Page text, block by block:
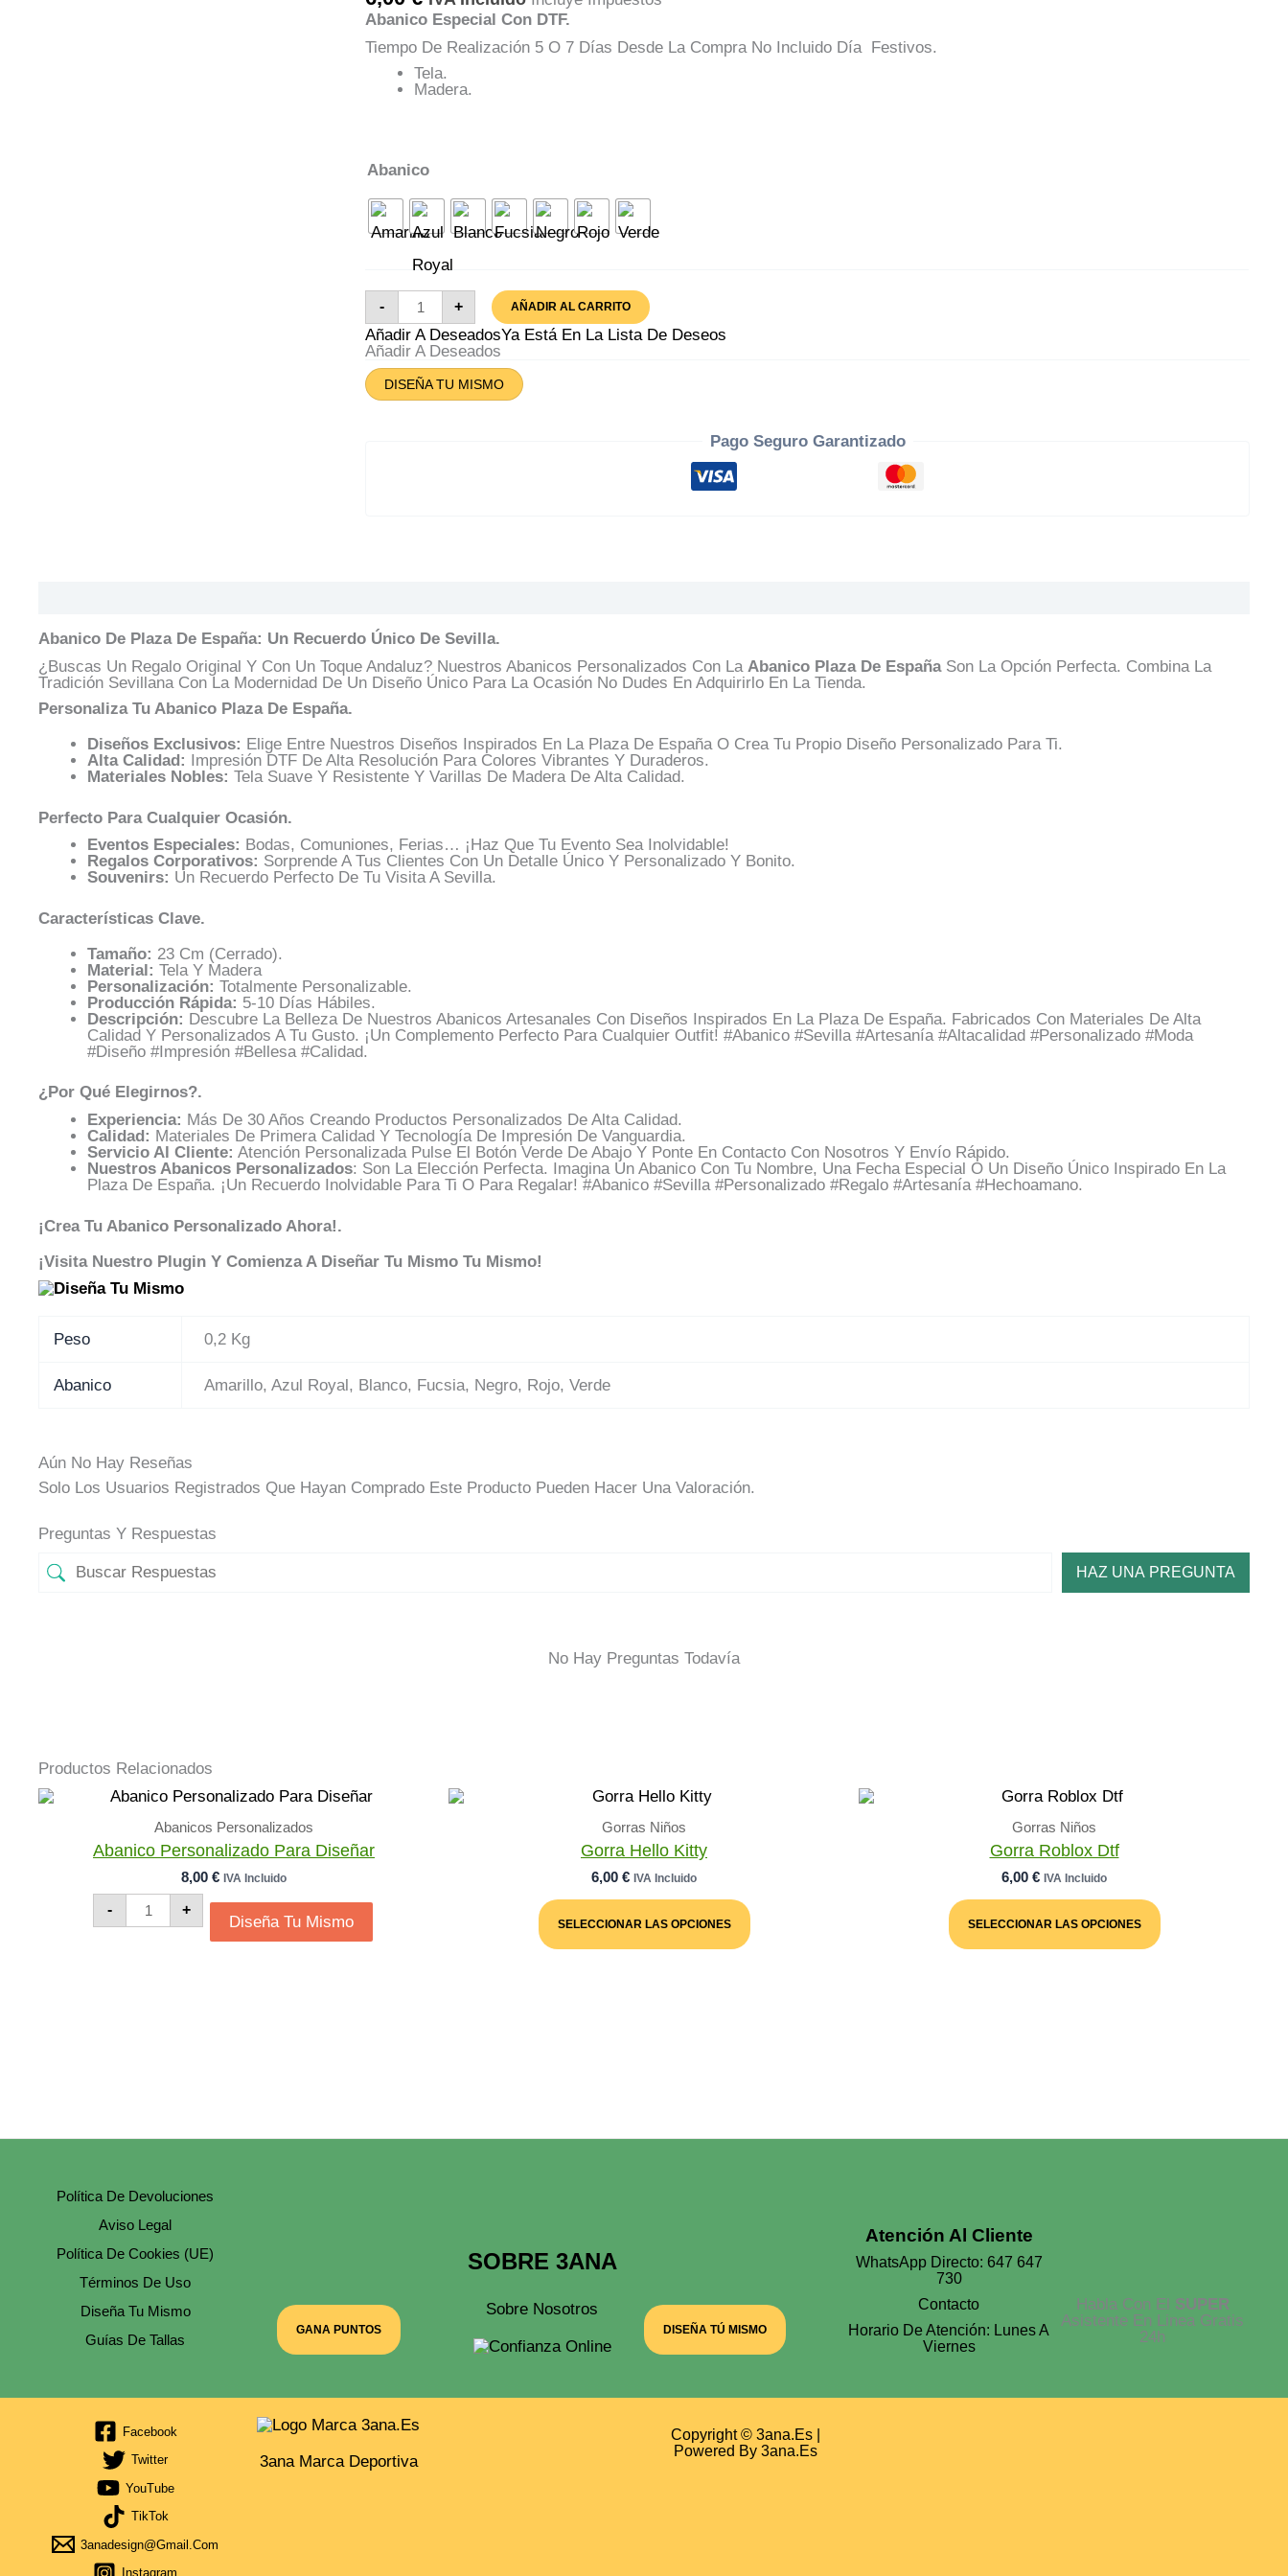
Abanico Especial Con DTF.
Tiempo De Realización 5 O 7 Días Desde La Compra No Incluido Día Festivos.
Tela.
Madera.
Abanico
-
Abanico
Plaza
De
España
Cantidad
+ AÑADIR AL CARRITO
Añadir A DeseadosYa Está En La Lista De Deseos
Añadir A Deseados
DISEÑA TU MISMO
Pago Seguro Garantizado
Abanico De Plaza De España: Un Recuerdo Único De Sevilla.
¿Buscas Un Regalo Original Y Con Un Toque Andaluz? Nuestros Abanicos Personalizados Con La Abanico Plaza De EspañaSon La Opción Perfecta. Combina La
Tradición Sevillana Con La Modernidad De Un Diseño Único Para La Ocasión No Dudes En Adquirirlo En La Tienda.
Personaliza Tu Abanico Plaza De España.
Diseños Exclusivos: Elige Entre Nuestros Diseños Inspirados En La Plaza De España O Crea Tu Propio Diseño Personalizado Para Ti.
Alta Calidad: Impresión DTF De Alta Resolución Para Colores Vibrantes Y Duraderos.
Materiales Nobles: Tela Suave Y Resistente Y Varillas De Madera De Alta Calidad.
Perfecto Para Cualquier Ocasión.
Eventos Especiales: Bodas, Comuniones, Ferias… ¡Haz Que Tu Evento Sea Inolvidable!
Regalos Corporativos: Sorprende A Tus Clientes Con Un Detalle Único Y Personalizado Y Bonito.
Souvenirs: Un Recuerdo Perfecto De Tu Visita A Sevilla.
Características Clave.
Tamaño: 23 Cm (cerrado).
Material: Tela Y Madera
Personalización: Totalmente Personalizable.
Producción Rápida: 5-10 Días Hábiles.
Descripción: Descubre La Belleza De Nuestros Abanicos Artesanales Con Diseños Inspirados En La Plaza De España. Fabricados Con Materiales De Alta
Calidad Y Personalizados A Tu Gusto. ¡Un Complemento Perfecto Para Cualquier Outfit! #abanico #Sevilla #artesanía #altacalidad #personalizado #moda
#diseño #impresión #bellesa #calidad.
¿Por Qué Elegirnos?.
Experiencia: Más De 30 Años Creando Productos Personalizados De Alta Calidad.
Calidad: Materiales De Primera Calidad Y Tecnología De Impresión De Vanguardia.
Servicio Al Cliente: Atención Personalizada Pulse El Botón Verde De Abajo Y Ponte En Contacto Con Nosotros Y Envío Rápido.
Nuestros Abanicos Personalizados: Son La Elección Perfecta. Imagina Un Abanico Con Tu Nombre, Una Fecha Especial O Un Diseño Único Inspirado En La
Plaza De España. ¡Un Recuerdo Inolvidable Para Ti O Para Regalar! #abanico #Sevilla #personalizado #regalo #artesanía #hechoamano.
¡Crea Tu Abanico Personalizado Ahora!.
¡Visita Nuestro Plugin Y Comienza A Diseñar Tu Mismo Tu Mismo!
Peso 0,2 Kg
Abanico Amarillo, Azul Royal, Blanco, Fucsia, Negro, Rojo, Verde
Aún No Hay Reseñas
Solo Los Usuarios Registrados Que Hayan Comprado Este Producto Pueden Hacer Una Valoración.
Preguntas Y Respuestas
HAZ UNA PREGUNTA
No Hay Preguntas Todavía
Productos Relacionados
Abanicos Personalizados
Abanico Personalizado Para Diseñar
8,00 € IVA Incluido
-
Abanico
Personalizado
Para
+
Diseña Tu Mismo
Gorras Niños
Gorra Hello Kitty
6,00 € IVA Incluido
SELECCIONAR LAS OPCIONES
Producto
Tiene
Gorras Niños
Gorra Roblox Dtf
6,00 € IVA Incluido
SELECCIONAR LAS OPCIONES
Producto
Tiene
Política De Devoluciones
Aviso Legal
Política De Cookies (UE)
Términos De Uso
Diseña Tu Mismo
Guías De Tallas
GANA PUNTOS
SOBRE 3ANA
Sobre Nosotros
DISEÑA TÚ MISMO
Atención Al Cliente
WhatsApp Directo: 647 647
730
Contacto
Horario De Atención: Lunes A
Viernes
Habla Con El SUPER
Asistente En Linea Gratis
24h
Facebook
Twitter
YouTube
TikTok
3anadesign@gmail.com
Instagram
3ana Marca Deportiva
Copyright © 3ana.es |
Powered By 3ana.es